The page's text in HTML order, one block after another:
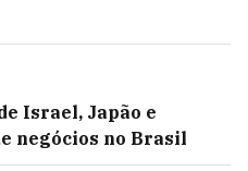
Israel, Japão e
negócios no Brasil